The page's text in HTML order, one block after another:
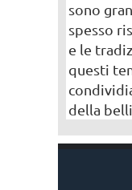
sono
spesso
e le
questi
della